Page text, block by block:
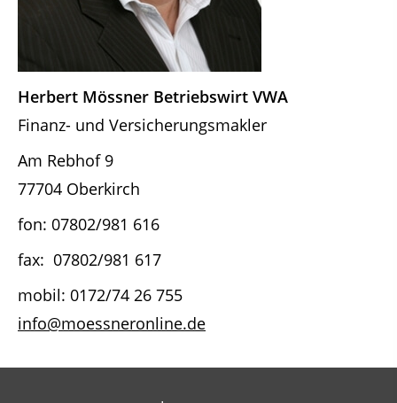
Herbert Mössner Betriebswirt VWA
Finanz- und Versicherungsmakler
Am Rebhof 9
77704 Oberkirch
fon: 07802/981 616
fax: 07802/981 617
mobil: 0172/74 26 755
info@moessneronline.de